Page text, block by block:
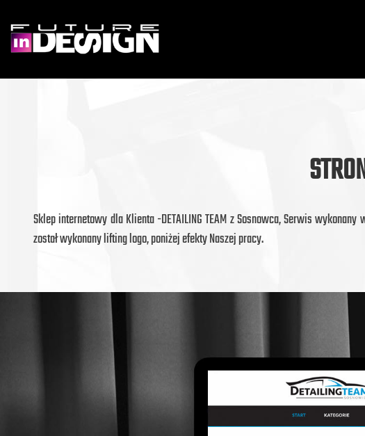
Sklep internetowy dla Klienta -DETAILING TEAM z Sosnowca, Serwis
został wykonany lifting logo, poniżej efekty Naszej pracy.